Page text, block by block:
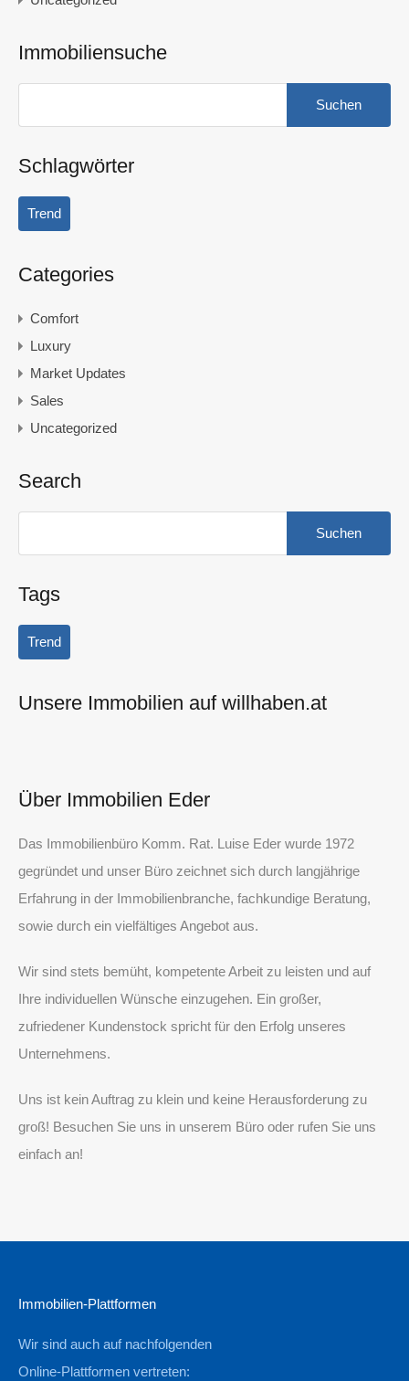
Immobiliensuche
nach:
Schlagwörter
Trend
Categories
Comfort
Luxury
Market Updates
Sales
Uncategorized
Search
nach:
Tags
Trend
Unsere Immobilien auf willhaben.at
Über Immobilien Eder
Das Immobilienbüro Komm. Rat. Luise Eder wurde 1972
gegründet und unser Büro zeichnet sich durch langjährige
Erfahrung in der Immobilienbranche, fachkundige Beratung,
sowie durch ein vielfältiges Angebot aus.
Wir sind stets bemüht, kompetente Arbeit zu leisten und auf
Ihre individuellen Wünsche einzugehen. Ein großer,
zufriedener Kundenstock spricht für den Erfolg unseres
Unternehmens.
Uns ist kein Auftrag zu klein und keine Herausforderung zu
groß! Besuchen Sie uns in unserem Büro oder rufen Sie uns
einfach an!
Immobilien-Plattformen
Wir sind auch auf nachfolgenden
Online-Plattformen vertreten: